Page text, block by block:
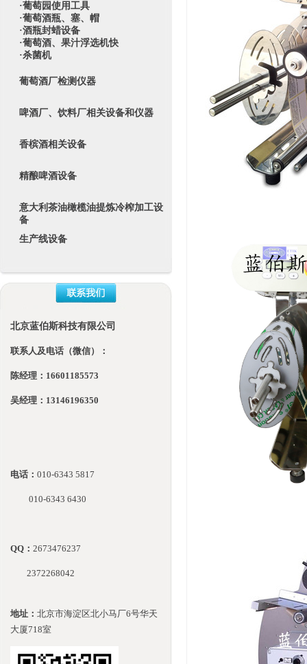
·葡萄园使用工具
·葡萄酒瓶、塞、帽
·酒瓶封蜡设备
·葡萄酒、果汁浮选机快
·杀菌机
葡萄酒厂检测仪器
啤酒厂、饮料厂相关设备和仪器
香槟酒相关设备
精酿啤酒设备
意大利茶油橄榄油提炼冷榨加工设
备
生产线设备
北京蓝伯斯科技有限公司
联系人及电话（微信）：
陈经理：16601185573
吴经理：13146196350
电话： 010-6343 5817
010-6343 6430
QQ： 2673476237
2372268042
地址： 北京市海淀区北小马厂6号华天
大厦718室